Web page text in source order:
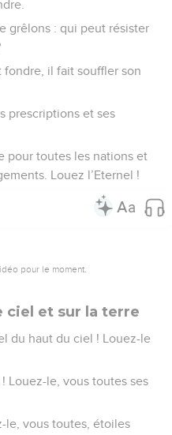
grêlons : qui peut résister
fondre, il fait souffler son
prescriptions et ses
pour toutes les nations et
Louez l’Eternel !
pour le moment.
ciel et sur la terre
du haut du ciel ! Louez-le
Louez-le, vous toutes ses
le, vous toutes, étoiles